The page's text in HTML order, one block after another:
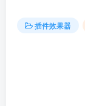
插件效果器